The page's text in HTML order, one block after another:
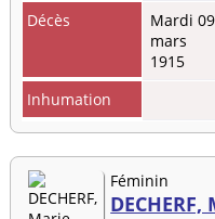
Décès
Mardi 09
mars
1915
Inhumation
Féminin